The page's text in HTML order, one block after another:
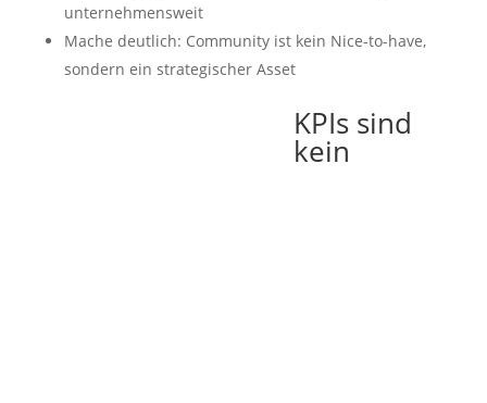
unternehmensweit
Mache deutlich: Community ist kein Nice-to-have,
sondern ein strategischer Asset
KPIs sind
kein